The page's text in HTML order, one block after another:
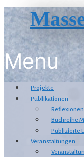
Menu
Projekte
Publikationen
Buchreihe
Publizierte
Veranstaltungen